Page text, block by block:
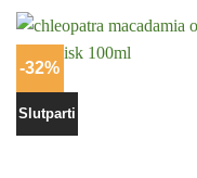
-32%
Slutparti